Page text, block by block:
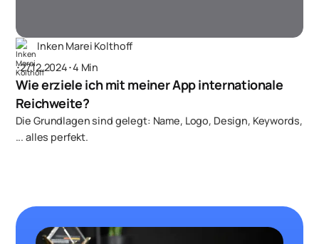
Inken Marei Kolthoff
･27.12.2024･4 Min
Wie erziele ich mit meiner App internationale
Reichweite?
Die Grundlagen sind gelegt: Name, Logo, Design, Keywords,
... alles perfekt.